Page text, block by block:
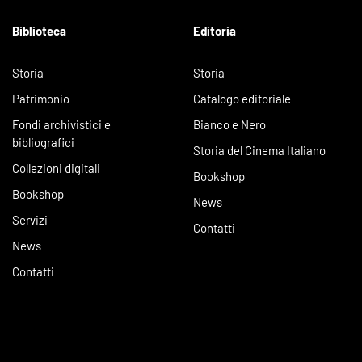
Biblioteca
Storia
Patrimonio
Fondi archivistici e
bibliografici
Collezioni digitali
Bookshop
Servizi
News
Contatti
Editoria
Storia
Catalogo editoriale
Bianco e Nero
Storia del Cinema Italiano
Bookshop
News
Contatti